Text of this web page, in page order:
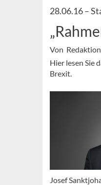
28.06.16 –
Von Redaktion
Hier lesen Sie
Brexit.
Josef